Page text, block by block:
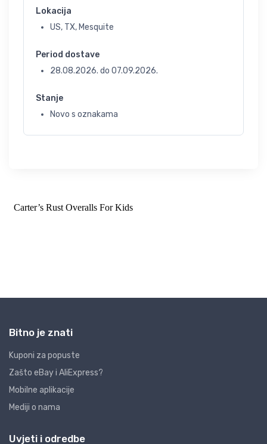
Lokacija
US, TX, Mesquite
Period dostave
28.08.2026. do 07.09.2026.
Stanje
Novo s oznakama
Bitno je znati
Kuponi za popuste
Zašto eBay i AliExpress?
Mobilne aplikacije
Mediji o nama
Uvjeti i odredbe